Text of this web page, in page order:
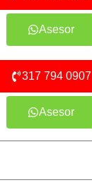
Asesor
317 794 0907
Asesor